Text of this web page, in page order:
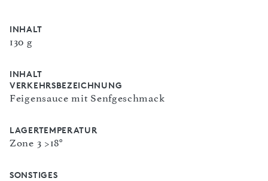
INHALT
130 g
INHALT
VERKEHRSBEZEICHNUNG
Feigensauce mit Senfgeschmack
LAGERTEMPERATUR
Zone 3 >18°
SONSTIGES